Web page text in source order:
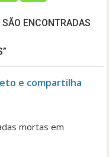
ENCONTRADAS
e compartilha
mortas em